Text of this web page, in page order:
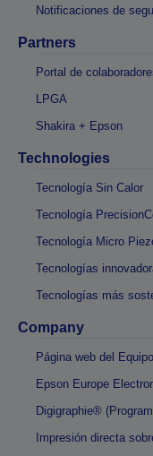
Notificaciones de
Partners
Portal de
LPGA
Shakira + Epson
Technologies
Tecnología Sin Calor
Tecnología
Tecnología Micro
Tecnologías
Tecnologías más
Company
Página web del
Epson Europe
Digigraphie®
Impresión directa